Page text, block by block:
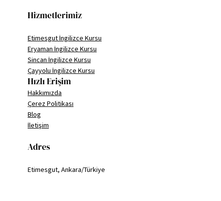
Hizmetlerimiz
Etimesgut İngilizce Kursu
Eryaman İngilizce Kursu
Sincan İngilizce Kursu
Çayyolu İngilizce Kursu
Hızlı Erişim
Hakkımızda
Çerez Politikası
Blog
İletişim
Adres
Etimesgut, Ankara/Türkiye